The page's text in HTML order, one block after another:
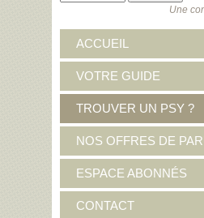
Une
ACCUEIL
VOTRE GUIDE
TROUVER UN PSY ?
NOS OFFRES DE
ESPACE ABONNÉS
CONTACT